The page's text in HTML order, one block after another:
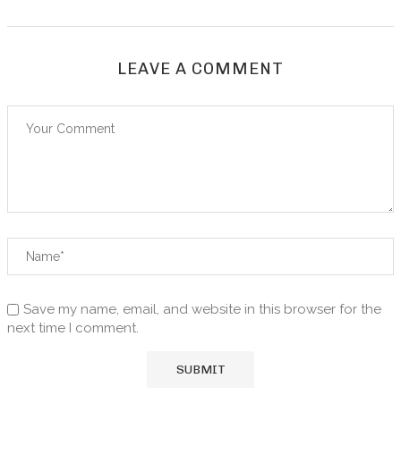
LEAVE A COMMENT
Save my name, email, and website in this browser for the
next time I comment.